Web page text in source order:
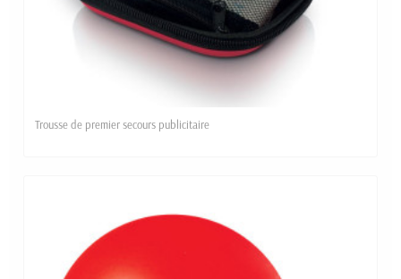
Trousse de premier secours publicitaire